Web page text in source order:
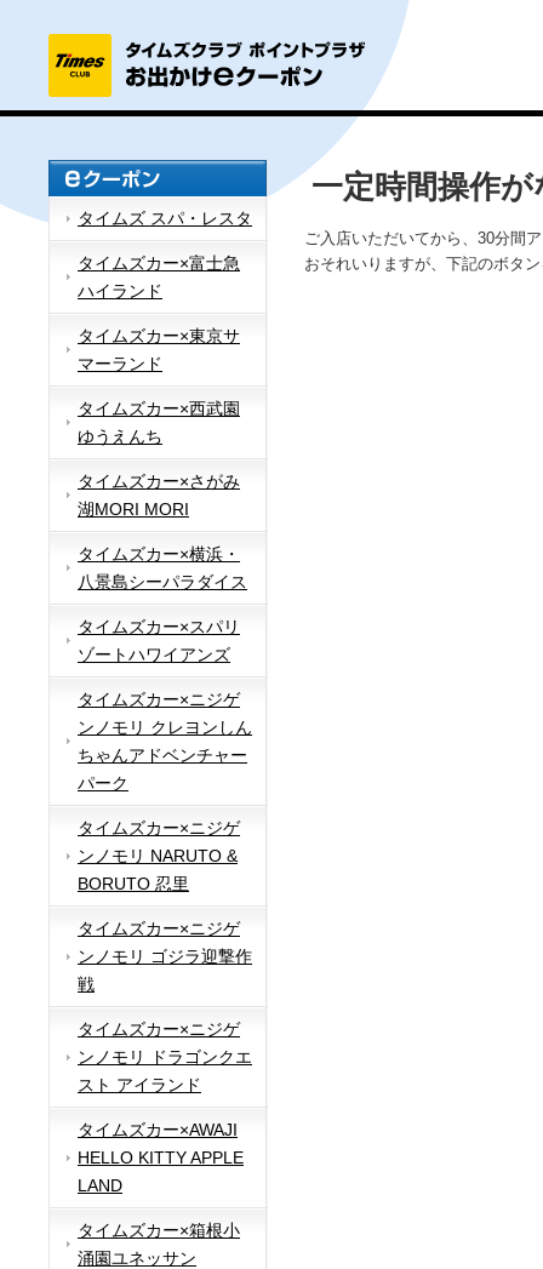
タイムズ スパ・レスタ
タイムズカー×富士急
ハイランド
タイムズカー×東京サ
マーランド
タイムズカー×西武園
ゆうえんち
タイムズカー×さがみ
湖MORI MORI
タイムズカー×横浜・
八景島シーパラダイス
タイムズカー×スパリ
ゾートハワイアンズ
タイムズカー×ニジゲ
ンノモリ クレヨンしん
ちゃんアドベンチャー
パーク
タイムズカー×ニジゲ
ンノモリ NARUTO &
BORUTO 忍里
タイムズカー×ニジゲ
ンノモリ ゴジラ迎撃作
戦
タイムズカー×ニジゲ
ンノモリ ドラゴンクエ
スト アイランド
タイムズカー×AWAJI
HELLO KITTY APPLE
LAND
タイムズカー×箱根小
涌園ユネッサン
一定時間操作
ご入店いただいてから、30分間
おそれいりますが、下記のボタ